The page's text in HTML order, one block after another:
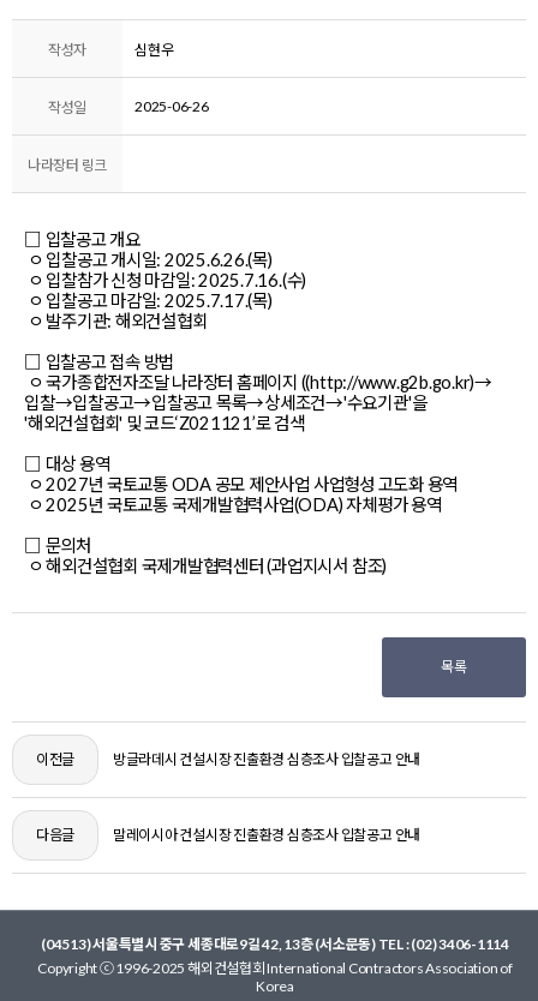
작성자 심현우
작성일 2025-06-26
나라장터 링크
□ 입찰공고 개요
ㅇ 입찰공고 개시일: 2025.6.26.(목)
ㅇ 입찰참가 신청 마감일: 2025.7.16.(수)
ㅇ 입찰공고 마감일: 2025.7.17.(목)
ㅇ 발주기관: 해외건설협회
□ 입찰공고 접속 방법
ㅇ 국가종합전자조달 나라장터 홈페이지 ((http://www.g2b.go.kr)→
입찰→입찰공고→입찰공고 목록→상세조건→'수요기관'을
'해외건설협회' 및 코드‘Z021121’로 검색
□ 대상 용역
ㅇ 2027년 국토교통 ODA 공모 제안사업 사업형성 고도화 용역
ㅇ 2025년 국토교통 국제개발협력사업(ODA) 자체평가 용역
□ 문의처
ㅇ 해외건설협회 국제개발협력센터 (과업지시서 참조)
목록
이전글 방글라데시 건설시장 진출환경 심층조사 입찰공고 안내
다음글 말레이시아 건설시장 진출환경 심층조사 입찰공고 안내
(04513) 서울특별시 중구 세종대로9길 42, 13층 (서소문동) TEL : (02) 3406-1114
Copyright ⓒ 1996-2025 해외건설협회 International Contractors Association of
Korea